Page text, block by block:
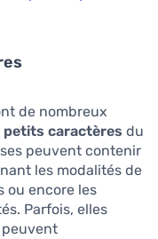
de nombreux
petits caractères du
peuvent contenir
les modalités de
ou encore les
Parfois, elles